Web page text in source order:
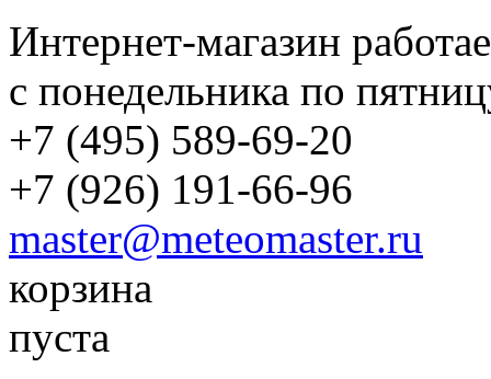
Интернет-магазин
с понедельника по
+7 (495) 589-69-20
+7 (926) 191-66-96
master@meteomaster.ru
корзина
пуста